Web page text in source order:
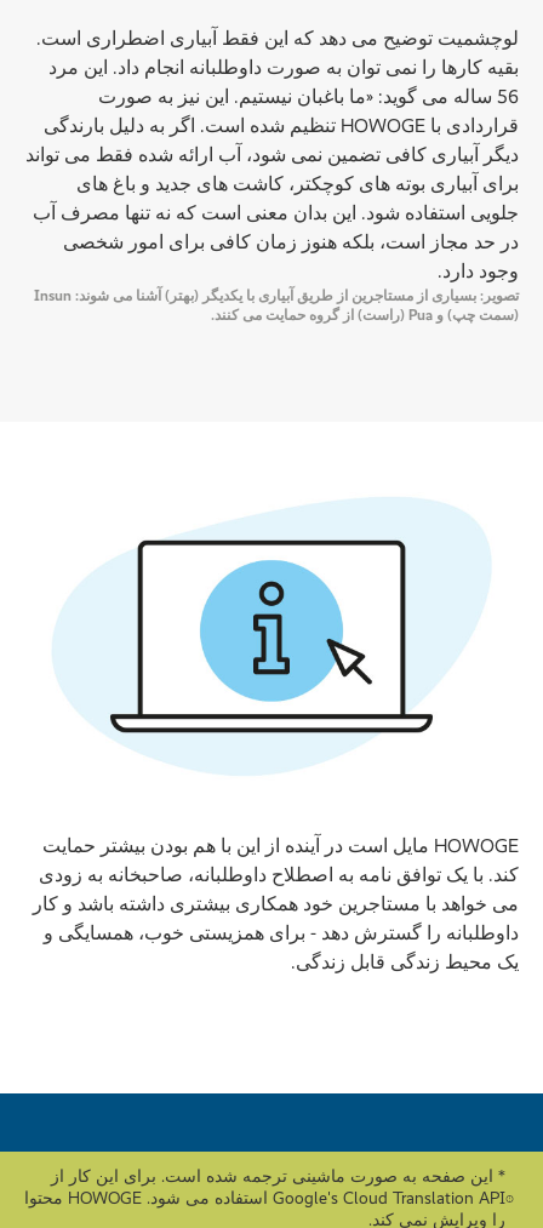
لوچشمیت توضیح می دهد که این فقط آبیاری اضطراری است.
بقیه کارها را نمی توان به صورت داوطلبانه انجام داد. این مرد
56 ساله می گوید: «ما باغبان نیستیم. این نیز به صورت
قراردادی با HOWOGE تنظیم شده است. اگر به دلیل بارندگی
دیگر آبیاری کافی تضمین نمی شود، آب ارائه شده فقط می تواند
برای آبیاری بوته های کوچکتر، کاشت های جدید و باغ های
جلویی استفاده شود. این بدان معنی است که نه تنها مصرف آب
در حد مجاز است، بلکه هنوز زمان کافی برای امور شخصی
وجود دارد.
تصویر: بسیاری از مستاجرین از طریق آبیاری با یکدیگر (بهتر) آشنا می شوند: Insun
(سمت چپ) و Pua (راست) از گروه حمایت می کنند.
HOWOGE مایل است در آینده از این با هم بودن بیشتر حمایت
کند. با یک توافق نامه به اصطلاح داوطلبانه، صاحبخانه به زودی
می خواهد با مستاجرین خود همکاری بیشتری داشته باشد و کار
داوطلبانه را گسترش دهد - برای همزیستی خوب، همسایگی و
یک محیط زندگی قابل زندگی.
* این صفحه به صورت ماشینی ترجمه شده است. برای این کار از
Google's Cloud Translation API استفاده می شود. HOWOGE محتوا
را ویرایش نمی کند.